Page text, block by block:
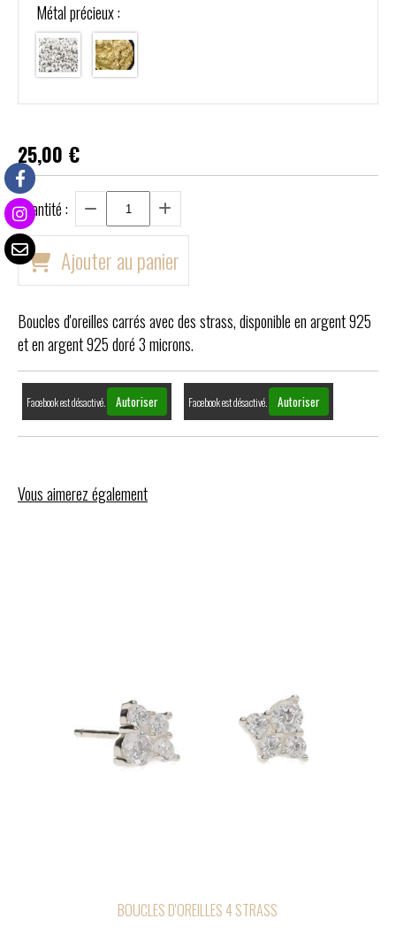
Métal précieux :
25,00 €
Quantité :
Ajouter au panier
Boucles d'oreilles carrés avec des strass, disponible en argent 925
et en argent 925 doré 3 microns.
Facebook est désactivé. Autoriser Facebook est désactivé. Autoriser
Vous aimerez également
BOUCLES D'OREILLES 4 STRASS